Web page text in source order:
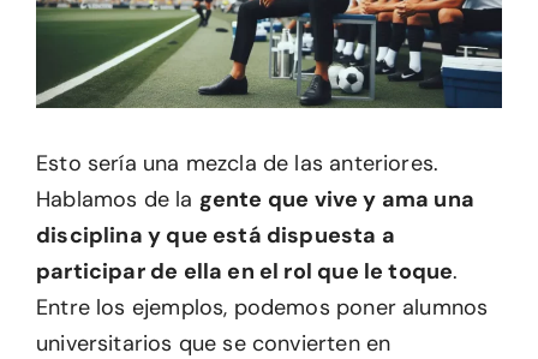
Esto sería una mezcla de las anteriores.
Hablamos de la gente que vive y ama una
disciplina y que está dispuesta a
participar de ella en el rol que le toque.
Entre los ejemplos, podemos poner alumnos
universitarios que se convierten en